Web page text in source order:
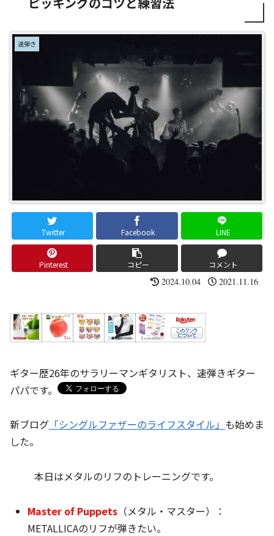
速弾き
Twitter Facebook LINE
Pinterest コピー コメント
2024.10.04 2021.11.16
ギター歴26年のサラリーマンギタリスト、速弾きギター
パパです。
新ブログ 「シングルファザーのライフスタイル」 も始めま
した。
本日はメタルのリフのトレーニングです。
Master of Puppets （メタル・マスター）：
METALLICAのリフが弾きたい。